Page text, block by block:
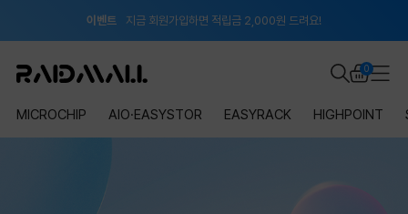
이벤트 지금 회원가입하면 적립금 2,000원 드려요!
공지 0
MICROCHIP AIO·EASYSTOR EASYRACK HIGHPOINT